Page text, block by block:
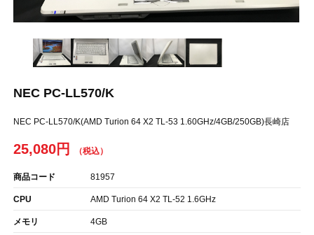
NEC PC-LL570/K
NEC PC-LL570/K(AMD Turion 64 X2 TL-53 1.60GHz/4GB/250GB)長崎店
25,080円
商品コード 81957
CPU AMD Turion 64 X2 TL-52 1.6GHz
メモリ 4GB